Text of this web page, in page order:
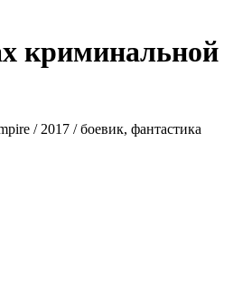
криминальной
/ 2017 / боевик, фантастика